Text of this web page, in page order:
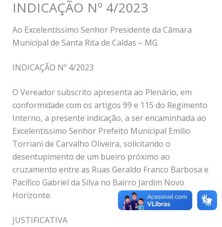
INDICAÇÃO Nº 4/2023
Ao Excelentíssimo Senhor Presidente da Câmara
Municipal de Santa Rita de Caldas – MG
INDICAÇÃO Nº 4/2023
O Vereador subscrito apresenta ao Plenário, em
conformidade com os artigos 99 e 115 do Regimento
Interno, a presente indicação, a ser encaminhada ao
Excelentíssimo Senhor Prefeito Municipal Emílio
Torriani de Carvalho Oliveira, solicitando o
desentupimento de um bueiro próximo ao
cruzamento entre as Ruas Geraldo Franco Barbosa e
Pacífico Gabriel da Silva no Bairro Jardim Novo
Horizonte.
JUSTIFICATIVA